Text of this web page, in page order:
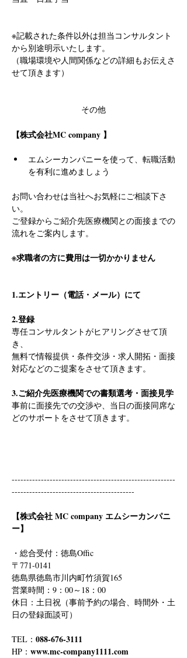
※記載された条件以外は担当コンサルタント
から別途明示いたします。
（職場環境や人間関係などの詳細もお伝えさ
せて頂きます）
その他
【株式会社MC company 】
エムシーカンパニーを使って、転職活動
を有利に進めましょう
お問い合わせは当社へお気軽にご相談下さ
い。
ご登録からご紹介先医療機関との面接までの
流れをご案内します。
※求職者の方に費用は一切かかりません
1.エントリー（電話・メール）にて
2.登録
専任コンサルタントがヒアリングさせて頂
き、
無料で情報提供・条件交渉・求人開拓・面接
対応などのご提案をさせて頂きます。
3.ご紹介先医療機関での書類選考・面接見学
事前に面接先での交渉や、当日の面接同席な
どのサポートをさせて頂きます。
--------------------------------------------------------
------------------------------------------
【株式会社 MC company エムシーカンパニ
ー】
・総合受付：徳島Offic
〒771-0141
徳島県徳島市川内町竹須賀165
営業時間：9：00～18：00
休日：土日祝（事前予約の場合、時間外・土
日の登録面談可）
TEL： 088-676-3111
HP： www.mc-company1111.com